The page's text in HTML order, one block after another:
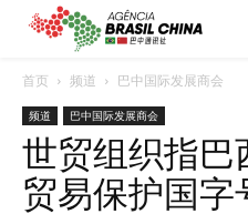
首页 频道 巴中国际发展商会
频道 巴中国际发展商会
世贸组织指巴
贸易保护国字